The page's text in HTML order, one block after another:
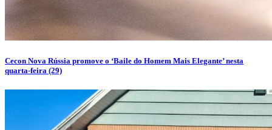
Cecon Nova Rússia promove o ‘Baile do Homem Mais Elegante’ nesta
quarta-feira (29)